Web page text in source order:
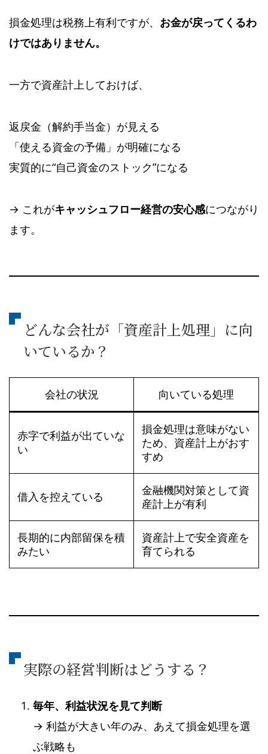
損金処理は税務上有利ですが、 お金が戻ってくるわ
けではありません。
一方で資産計上しておけば、
返戻金（解約手当金）が見える
「使える資金の予備」が明確になる
実質的に“自己資金のストック”になる
→ これがキャッシュフロー経営の安心感につながり
ます。
どんな会社が「資産計上処理」に向
いているか？
会社の状況 向いている処理
赤字で利益が出ていな
い
損金処理は意味がない
ため、資産計上がおす
すめ
借入を控えている
金融機関対策として資
産計上が有利
長期的に内部留保を積
みたい
資産計上で安全資産を
育てられる
実際の経営判断はどうする？
毎年、利益状況を見て判断
→ 利益が大きい年のみ、あえて損金処理を選
ぶ戦略も